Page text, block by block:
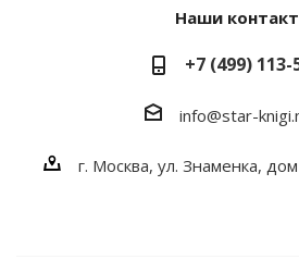
Наши
+7 (499) 113-
info@star-
г. Москва, ул. Знаменка,